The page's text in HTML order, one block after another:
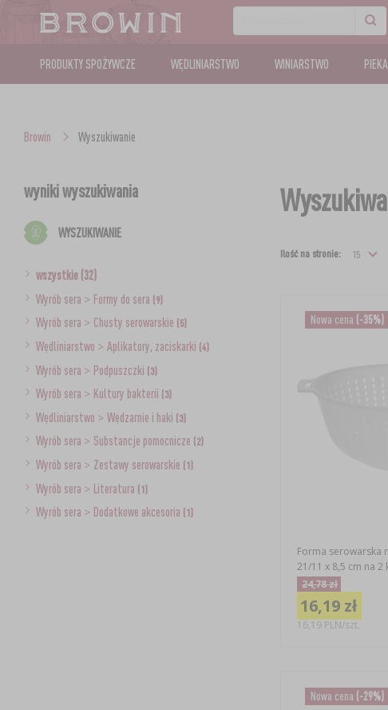
PRODUKTY SPOŻYWCZE WĘDLINIARSTWO WINIARSTWO
Browin Wyszukiwanie
wyniki wyszukiwania
WYSZUKIWANIE
wszystkie (32)
Wyrób sera > Formy do sera (9)
Wyrób sera > Chusty serowarskie (5)
Wędliniarstwo > Aplikatory, zaciskarki (4)
Wyrób sera > Podpuszczki (3)
Wyrób sera > Kultury bakterii (3)
Wędliniarstwo > Wędzarnie i haki (3)
Wyrób sera > Substancje pomocnicze (2)
Wyrób sera > Zestawy serowarskie (1)
Wyrób sera > Literatura (1)
Wyrób sera > Dodatkowe akcesoria (1)
Ilość na stronie:
Nowa cena (-35%)
Forma serowarska
21/11 x 8,5 cm na 2
24,78 zł
16,19 zł
16,19 PLN/szt.
Nowa cena (-29%)